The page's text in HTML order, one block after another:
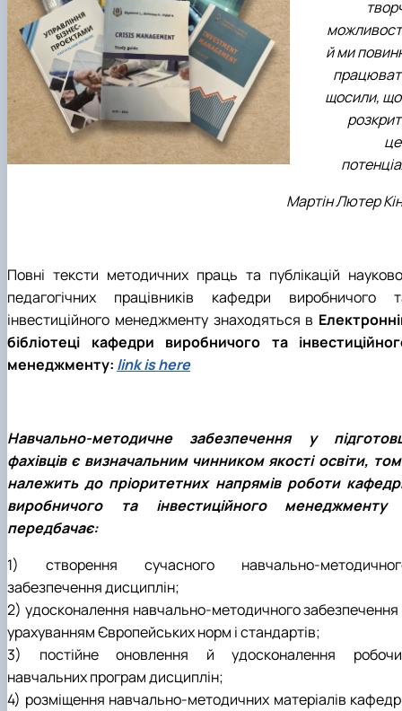
й ми
щосили,
Мартін Лютер
Повні тексти методичних праць та публікацій
педагогічних працівників кафедри виробничого
інвестиційного менеджменту знаходяться в
бібліотеці кафедри виробничого та
менеджменту: link is here
Навчально-методичне забезпечення у
фахівців є визначальним чинником якості освіти,
належить до пріоритетних напрямів роботи
виробничого та інвестиційного менеджменту
передбачає:
1) створення сучасного навчально-
забезпечення дисциплін;
2) удосконалення навчально-методичного забезпечення
урахуванням Європейських норм і стандартів;
3) постійне оновлення й удосконалення
навчальних програм дисциплін;
4) розміщення навчально-методичних матеріалів